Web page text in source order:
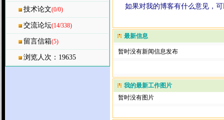
技术论文(0/0)
交流论坛(14/338)
留言信箱(5)
浏览人次：19635
如果对我的博客有什么意见，可
最新信息
暂时没有新闻信息发布
我的最新工作图片
暂时没有图片